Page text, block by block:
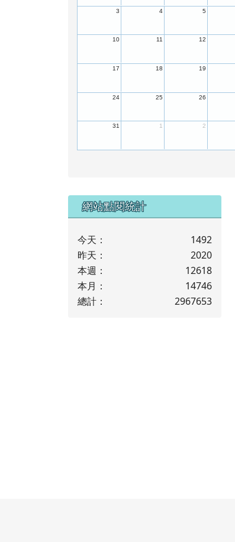
3 4 5
10 11 12
17 18 19
24 25 26
31 1 2
下中左區域內容
網站點閱統計
今天：
1492
昨天：
2020
本週：
12618
本月：
14746
總計：
2967653